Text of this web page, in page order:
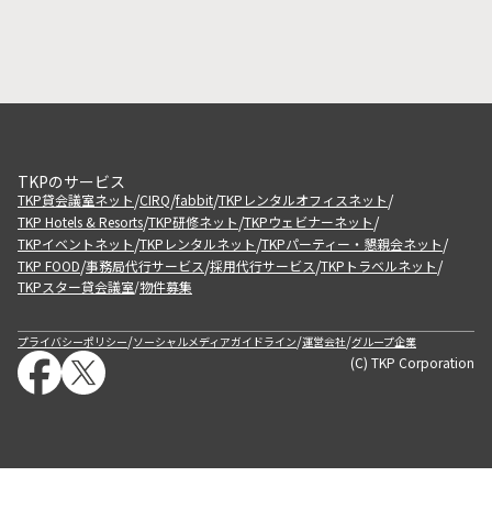
TKPのサービス
TKP貸会議室ネット/CIRQ/fabbit/TKPレンタルオフィスネット/
TKP Hotels & Resorts/TKP研修ネット/TKPウェビナーネット/
TKPイベントネット/TKPレンタルネット/TKPパーティー・懇親会ネット/
TKP FOOD/事務局代行サービス/採用代行サービス/TKPトラベルネット/
TKPスター貸会議室/物件募集
プライバシーポリシー/ソーシャルメディアガイドライン/運営会社/グループ企業
(C) TKP Corporation